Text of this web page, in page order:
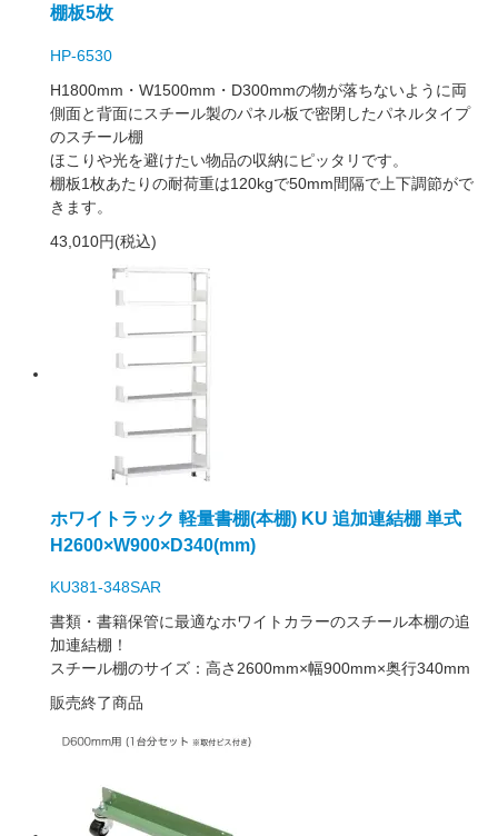
棚板5枚
HP-6530
H1800mm・W1500mm・D300mmの物が落ちないように両
側面と背面にスチール製のパネル板で密閉したパネルタイプ
のスチール棚
ほこりや光を避けたい物品の収納にピッタリです。
棚板1枚あたりの耐荷重は120kgで50mm間隔で上下調節がで
きます。
43,010円(税込)
ホワイトラック 軽量書棚(本棚) KU 追加連結棚 単式
H2600×W900×D340(mm)
KU381-348SAR
書類・書籍保管に最適なホワイトカラーのスチール本棚の追
加連結棚！
スチール棚のサイズ：高さ2600mm×幅900mm×奥行340mm
販売終了商品